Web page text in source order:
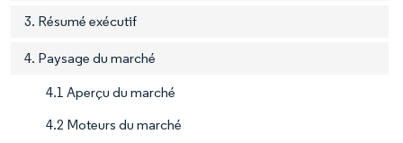
3. Résumé exécutif
4. Paysage du marché
4.1 Aperçu du marché
4.2 Moteurs du marché